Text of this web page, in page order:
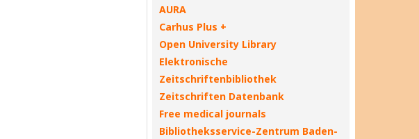
AURA
Carhus Plus +
Open University Library
Elektronische
Zeitschriftenbibliothek
Zeitschriften Datenbank
Free medical journals
Bibliotheksservice-Zentrum Baden-